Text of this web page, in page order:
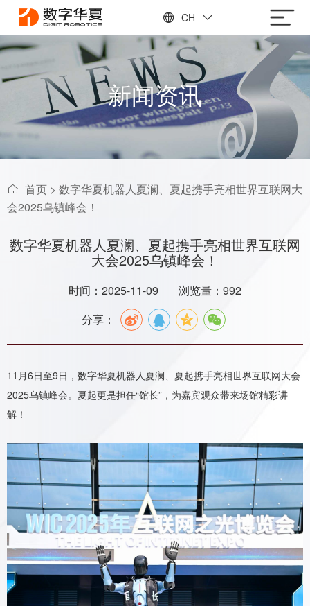
CH
新闻资讯
首页 > 数字华夏机器人夏澜、夏起携手亮相世界互联网大
会2025乌镇峰会！
数字华夏机器人夏澜、夏起携手亮相世界互联网
大会2025乌镇峰会！
时间：2025-11-09
浏览量：992
分享：
11月6日至9日，数字华夏机器人夏澜、夏起携手亮相世界互联网大会
2025乌镇峰会。夏起更是担任“馆长”，为嘉宾观众带来场馆精彩讲
解！